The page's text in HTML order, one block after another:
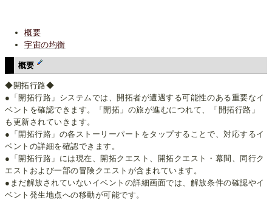
概要
宇宙の均衡
概要
◆開拓行路◆
●「開拓行路」システムでは、開拓者が遭遇する可能性のある重要なイ
ベントを確認できます。「開拓」の旅が進むにつれて、「開拓行路」
も更新されていきます。
●「開拓行路」の各ストーリーパートをタップすることで、対応するイ
ベントの詳細を確認できます。
●「開拓行路」には現在、開拓クエスト、開拓クエスト・幕間、同行ク
エストおよび一部の冒険クエストが含まれています。
●まだ解放されていないイベントの詳細画面では、解放条件の確認やイ
ベント発生地点への移動が可能です。